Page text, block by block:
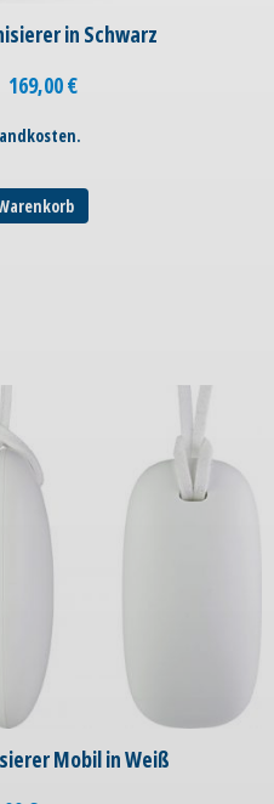
in Schwarz
169,00€
Mobil in Weiß